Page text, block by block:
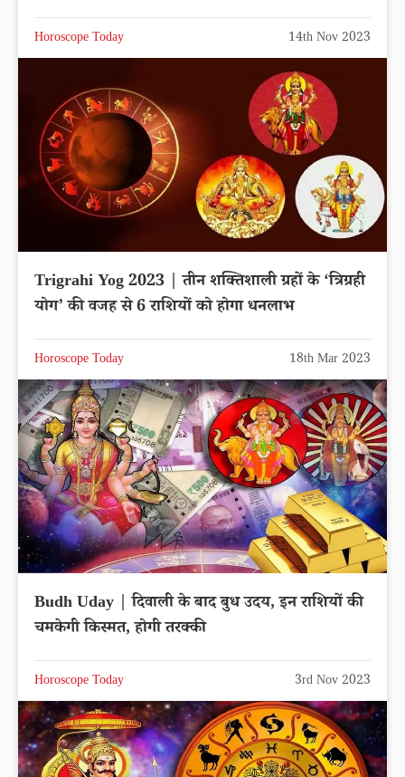
Horoscope Today 14th Nov 2023
Trigrahi Yog 2023 | तीन शक्तिशाली ग्रहों के ‘त्रिग्रही
योग’ की वजह से 6 राशियों को होगा धनलाभ
Horoscope Today 18th Mar 2023
Budh Uday | दिवाली के बाद बुध उदय, इन राशियों की
चमकेगी किस्मत, होगी तरक्की
Horoscope Today 3rd Nov 2023